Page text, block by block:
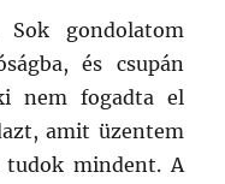
gondolatom
és csupán
nem fogadta el
amit üzentem
tudok mindent. A